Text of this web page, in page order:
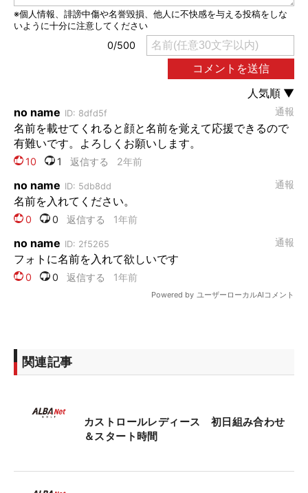
関連記事
カストロールレディース 初日組み合わせ
＆スタート時間